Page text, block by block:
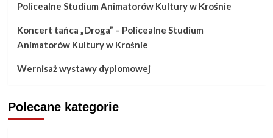
Policealne Studium Animatorów Kultury w Krośnie
Koncert tańca „Droga” – Policealne Studium
Animatorów Kultury w Krośnie
Wernisaż wystawy dyplomowej
Polecane kategorie